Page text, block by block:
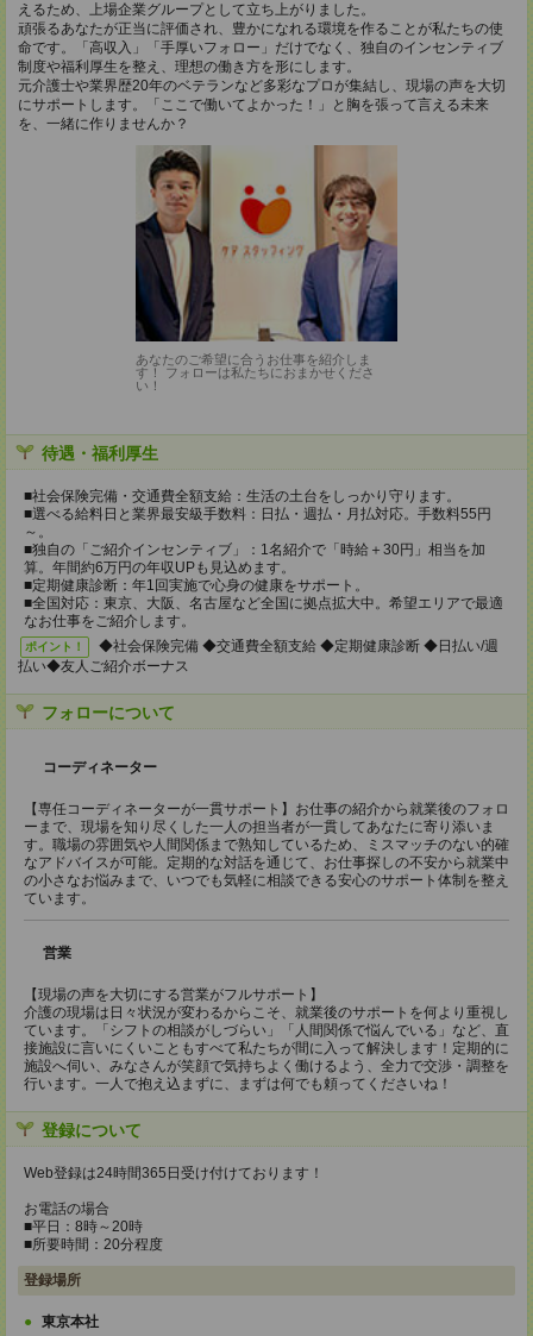
えるため、上場企業グループとして立ち上がりました。
頑張るあなたが正当に評価され、豊かになれる環境を作ることが私たちの使
命です。「高収入」「手厚いフォロー」だけでなく、独自のインセンティブ
制度や福利厚生を整え、理想の働き方を形にします。
元介護士や業界歴20年のベテランなど多彩なプロが集結し、現場の声を大切
にサポートします。「ここで働いてよかった！」と胸を張って言える未来
を、一緒に作りませんか？
あなたのご希望に合うお仕事を紹介しま
す！ フォローは私たちにおまかせくださ
い！
待遇・福利厚生
■社会保険完備・交通費全額支給：生活の土台をしっかり守ります。
■選べる給料日と業界最安級手数料：日払・週払・月払対応。手数料55円
～。
■独自の「ご紹介インセンティブ」：1名紹介で「時給＋30円」相当を加
算。年間約6万円の年収UPも見込めます。
■定期健康診断：年1回実施で心身の健康をサポート。
■全国対応：東京、大阪、名古屋など全国に拠点拡大中。希望エリアで最適
なお仕事をご紹介します。
ポイント！
◆社会保険完備 ◆交通費全額支給 ◆定期健康診断 ◆日払い/週
払い◆友人ご紹介ボーナス
フォローについて
コーディネーター
【専任コーディネーターが一貫サポート】お仕事の紹介から就業後のフォロ
ーまで、現場を知り尽くした一人の担当者が一貫してあなたに寄り添いま
す。職場の雰囲気や人間関係まで熟知しているため、ミスマッチのない的確
なアドバイスが可能。定期的な対話を通じて、お仕事探しの不安から就業中
の小さなお悩みまで、いつでも気軽に相談できる安心のサポート体制を整え
ています。
営業
【現場の声を大切にする営業がフルサポート】
介護の現場は日々状況が変わるからこそ、就業後のサポートを何より重視し
ています。「シフトの相談がしづらい」「人間関係で悩んでいる」など、直
接施設に言いにくいこともすべて私たちが間に入って解決します！定期的に
施設へ伺い、みなさんが笑顔で気持ちよく働けるよう、全力で交渉・調整を
行います。一人で抱え込まずに、まずは何でも頼ってくださいね！
登録について
Web登録は24時間365日受け付けております！
お電話の場合
■平日：8時～20時
■所要時間：20分程度
登録場所
東京本社